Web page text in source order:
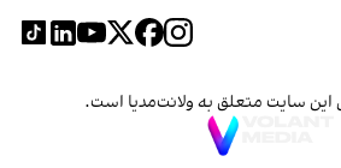
این سایت متعلق به ولانت‌مدیا است.